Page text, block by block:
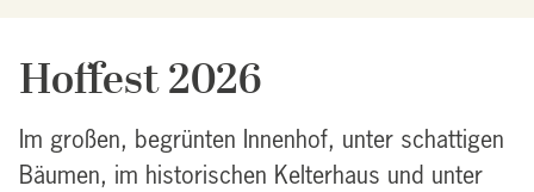
Hoffest 2026
Im großen, begrünten Innenhof, unter schattigen
Bäumen, im historischen Kelterhaus und unter